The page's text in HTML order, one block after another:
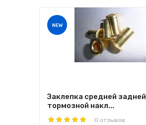
NEW
Заклепка средней задней
тормозной накл...
0 отзывов